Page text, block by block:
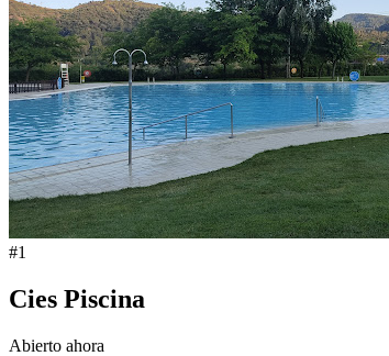
#1
Cies Piscina
Abierto ahora